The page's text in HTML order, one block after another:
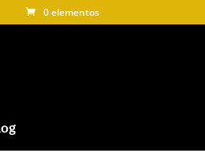
0 elementos